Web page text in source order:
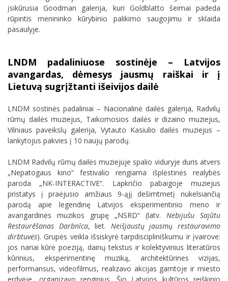
įsikūrusia Goodman galerija, kuri Goldblatto šeimai padeda
rūpintis menininko kūrybinio palikimo saugojimu ir sklaida
pasaulyje.
LNDM padaliniuose sostinėje – Latvijos
avangardas, dėmesys jausmų raiškai ir į
Lietuvą sugrįžtanti išeivijos dailė
LNDM sostinės padaliniai – Nacionalinė dailės galerija, Radvilų
rūmų dailės muziejus, Taikomosios dailės ir dizaino muziejus,
Vilniaus paveikslų galerija, Vytauto Kasiulio dailės muziejus –
lankytojus pakvies į 10 naujų parodų.
LNDM Radvilų rūmų dailės muziejuje spalio viduryje duris atvers
„Nepatogaus kino“ festivalio rengiama išplėstinės realybės
paroda „NK-INTERACTIVE“. Lapkričio pabaigoje muziejus
pristatys į praėjusio amžiaus 9-ąjį dešimtmetį nukelsiančią
parodą apie legendinę Latvijos eksperimentinio meno ir
avangardinės muzikos grupę „NSRD“ (latv. Nebijušu Sajūtu
Restaurēšanas Darbnīca, liet. Neišjaustų jausmų restauravimo
dirbtuvės). Grupės veikla išsiskyrė tarpdiscipliniškumu ir įvairove:
jos nariai kūrė poeziją, dainų tekstus ir kolektyvinius literatūros
kūrinius, eksperimentinę muziką, architektūrines vizijas,
performansus, videofilmus, realizavo akcijas gamtoje ir miesto
erdvėje, organizavo renginius. Šio Latvijos kultūros reiškinio